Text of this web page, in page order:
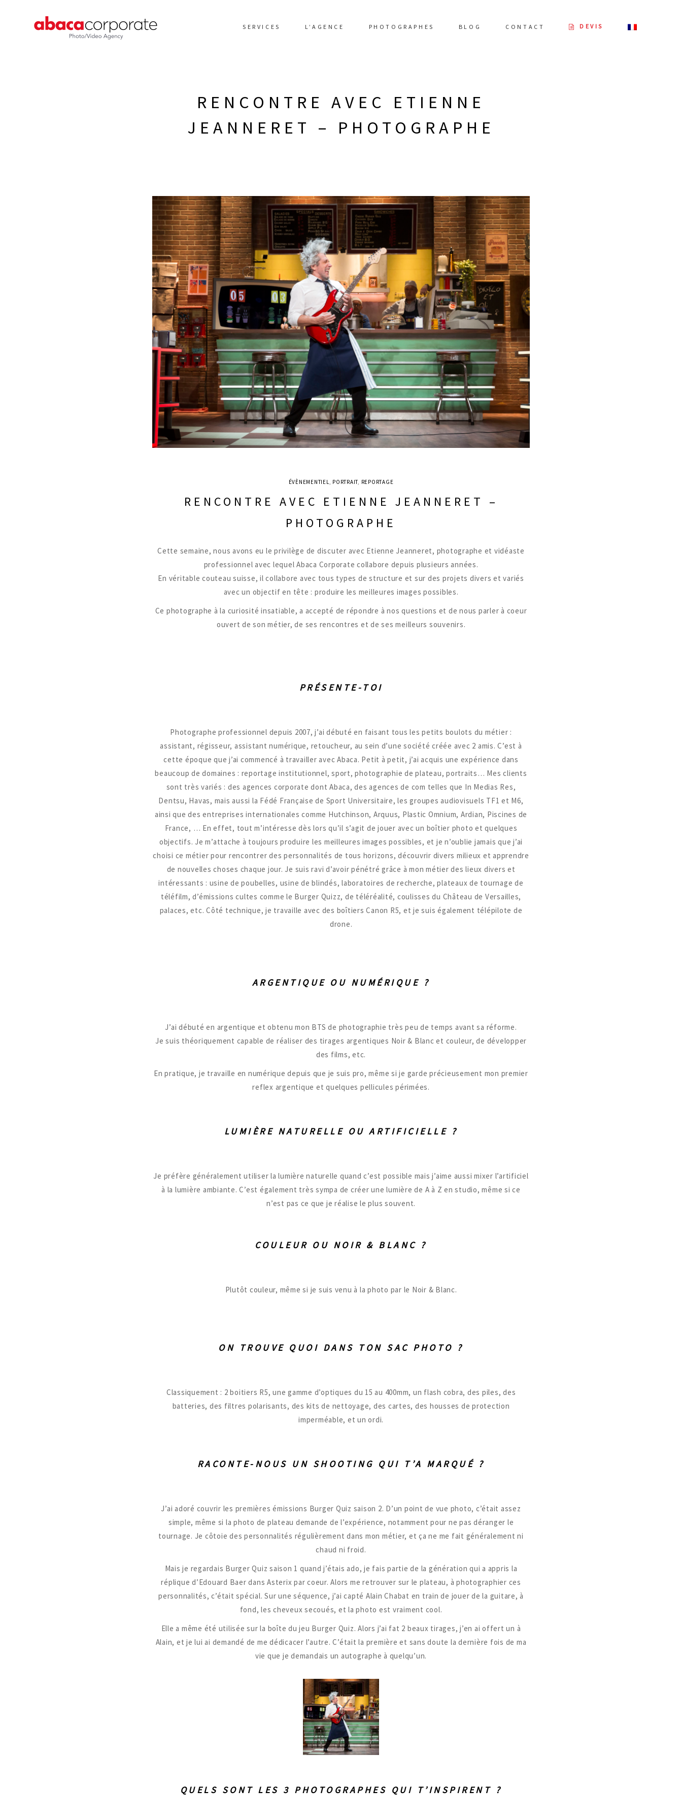
SERVICES L’AGENCE PHOTOGRAPHES BLOG CONTACT DEVIS
RENCONTRE AVEC ETIENNE
JEANNERET – PHOTOGRAPHE
ÉVÈNEMENTIEL, PORTRAIT, REPORTAGE
RENCONTRE AVEC ETIENNE JEANNERET –
PHOTOGRAPHE
Cette semaine, nous avons eu le privilège de discuter avec Etienne Jeanneret, photographe et vidéaste
professionnel avec lequel Abaca Corporate collabore depuis plusieurs années.
En véritable couteau suisse, il collabore avec tous types de structure et sur des projets divers et variés
avec un objectif en tête : produire les meilleures images possibles.
Ce photographe à la curiosité insatiable, a accepté de répondre à nos questions et de nous parler à coeur
ouvert de son métier, de ses rencontres et de ses meilleurs souvenirs.
PRÉSENTE-TOI
Photographe professionnel depuis 2007, j’ai débuté en faisant tous les petits boulots du métier :
assistant, régisseur, assistant numérique, retoucheur, au sein d’une société créée avec 2 amis. C’est à
cette époque que j’ai commencé à travailler avec Abaca. Petit à petit, j’ai acquis une expérience dans
beaucoup de domaines : reportage institutionnel, sport, photographie de plateau, portraits… Mes clients
sont très variés : des agences corporate dont Abaca, des agences de com telles que In Medias Res,
Dentsu, Havas, mais aussi la Fédé Française de Sport Universitaire, les groupes audiovisuels TF1 et M6,
ainsi que des entreprises internationales comme Hutchinson, Arquus, Plastic Omnium, Ardian, Piscines de
France, … En effet, tout m’intéresse dès lors qu’il s’agit de jouer avec un boîtier photo et quelques
objectifs. Je m’attache à toujours produire les meilleures images possibles, et je n’oublie jamais que j’ai
choisi ce métier pour rencontrer des personnalités de tous horizons, découvrir divers milieux et apprendre
de nouvelles choses chaque jour. Je suis ravi d’avoir pénétré grâce à mon métier des lieux divers et
intéressants : usine de poubelles, usine de blindés, laboratoires de recherche, plateaux de tournage de
téléfilm, d’émissions cultes comme le Burger Quizz, de téléréalité, coulisses du Château de Versailles,
palaces, etc. Côté technique, je travaille avec des boîtiers Canon R5, et je suis également télépilote de
drone.
ARGENTIQUE OU NUMÉRIQUE ?
J’ai débuté en argentique et obtenu mon BTS de photographie très peu de temps avant sa réforme.
Je suis théoriquement capable de réaliser des tirages argentiques Noir & Blanc et couleur, de développer
des films, etc.
En pratique, je travaille en numérique depuis que je suis pro, même si je garde précieusement mon premier
reflex argentique et quelques pellicules périmées.
LUMIÈRE NATURELLE OU ARTIFICIELLE ?
Je préfère généralement utiliser la lumière naturelle quand c’est possible mais j’aime aussi mixer l’artificiel
à la lumière ambiante. C’est également très sympa de créer une lumière de A à Z en studio, même si ce
n’est pas ce que je réalise le plus souvent.
COULEUR OU NOIR & BLANC ?
Plutôt couleur, même si je suis venu à la photo par le Noir & Blanc.
ON TROUVE QUOI DANS TON SAC PHOTO ?
Classiquement : 2 boitiers R5, une gamme d’optiques du 15 au 400mm, un flash cobra, des piles, des
batteries, des filtres polarisants, des kits de nettoyage, des cartes, des housses de protection
imperméable, et un ordi.
RACONTE-NOUS UN SHOOTING QUI T’A MARQUÉ ?
J’ai adoré couvrir les premières émissions Burger Quiz saison 2. D’un point de vue photo, c’était assez
simple, même si la photo de plateau demande de l’expérience, notamment pour ne pas déranger le
tournage. Je côtoie des personnalités régulièrement dans mon métier, et ça ne me fait généralement ni
chaud ni froid.
Mais je regardais Burger Quiz saison 1 quand j’étais ado, je fais partie de la génération qui a appris la
réplique d’Edouard Baer dans Asterix par coeur. Alors me retrouver sur le plateau, à photographier ces
personnalités, c’était spécial. Sur une séquence, j’ai capté Alain Chabat en train de jouer de la guitare, à
fond, les cheveux secoués, et la photo est vraiment cool.
Elle a même été utilisée sur la boîte du jeu Burger Quiz. Alors j’ai fat 2 beaux tirages, j’en ai offert un à
Alain, et je lui ai demandé de me dédicacer l’autre. C’était la première et sans doute la dernière fois de ma
vie que je demandais un autographe à quelqu’un.
QUELS SONT LES 3 PHOTOGRAPHES QUI T’INSPIRENT ?